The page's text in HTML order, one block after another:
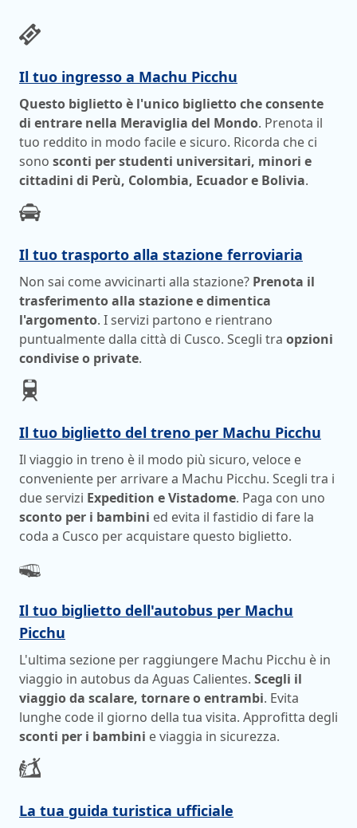
Il tuo ingresso a Machu Picchu
Questo biglietto è l'unico biglietto che consente
di entrare nella Meraviglia del Mondo. Prenota il
tuo reddito in modo facile e sicuro. Ricorda che ci
sono sconti per studenti universitari, minori e
cittadini di Perù, Colombia, Ecuador e Bolivia.
Il tuo trasporto alla stazione ferroviaria
Non sai come avvicinarti alla stazione? Prenota il
trasferimento alla stazione e dimentica
l'argomento. I servizi partono e rientrano
puntualmente dalla città di Cusco. Scegli tra opzioni
condivise o private.
Il tuo biglietto del treno per Machu Picchu
Il viaggio in treno è il modo più sicuro, veloce e
conveniente per arrivare a Machu Picchu. Scegli tra i
due servizi Expedition e Vistadome. Paga con uno
sconto per i bambini ed evita il fastidio di fare la
coda a Cusco per acquistare questo biglietto.
Il tuo biglietto dell'autobus per Machu
Picchu
L'ultima sezione per raggiungere Machu Picchu è in
viaggio in autobus da Aguas Calientes. Scegli il
viaggio da scalare, tornare o entrambi. Evita
lunghe code il giorno della tua visita. Approfitta degli
sconti per i bambini e viaggia in sicurezza.
La tua guida turistica ufficiale